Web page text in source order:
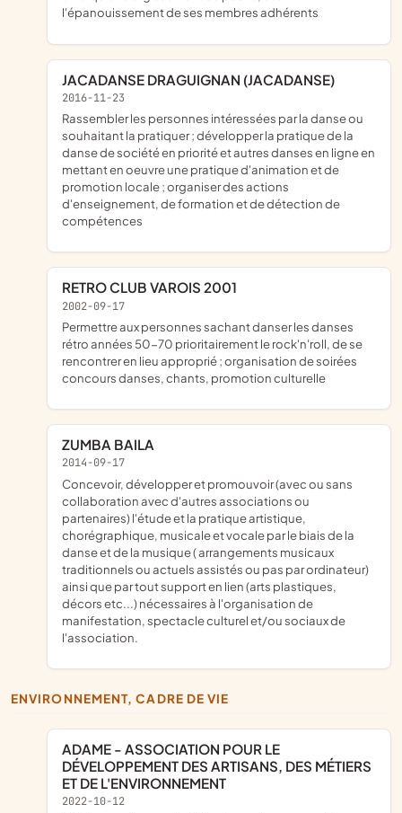
l'épanouissement de ses membres adhérents
JACADANSE DRAGUIGNAN (JACADANSE)
2016-11-23
rassembler les personnes intéressées par la danse ou
souhaitant la pratiquer ; développer la pratique de la
danse de société en priorité et autres danses en ligne en
mettant en oeuvre une pratique d'animation et de
promotion locale ; organiser des actions
d'enseignement, de formation et de détection de
compétences
RETRO CLUB VAROIS 2001
2002-09-17
Permettre aux personnes sachant danser les danses
rétro années 50-70 prioritairement le rock'n'roll, de se
rencontrer en lieu approprié ; organisation de soirées
concours danses, chants, promotion culturelle
ZUMBA BAILA
2014-09-17
concevoir, développer et promouvoir (avec ou sans
collaboration avec d'autres associations ou
partenaires) l'étude et la pratique artistique,
chorégraphique, musicale et vocale par le biais de la
danse et de la musique ( arrangements musicaux
traditionnels ou actuels assistés ou pas par ordinateur)
ainsi que par tout support en lien (arts plastiques,
décors etc...) nécessaires à l'organisation de
manifestation, spectacle culturel et/ou sociaux de
l'association.
ENVIRONNEMENT, CADRE DE VIE
ADAME - ASSOCIATION POUR LE
DÉVELOPPEMENT DES ARTISANS, DES MÉTIERS
ET DE L'ENVIRONNEMENT
2022-10-12